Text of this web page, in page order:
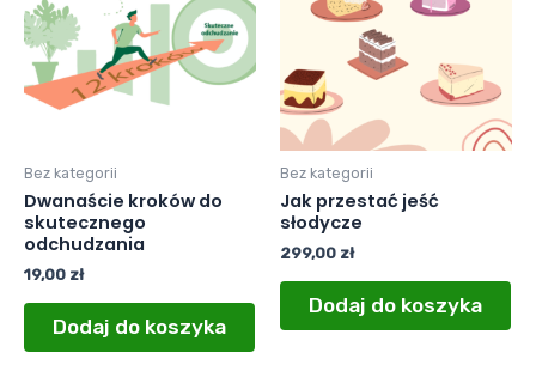
Bez kategorii
Dwanaście kroków do
skutecznego
odchudzania
19,00 zł
Dodaj do koszyka
Bez kategorii
Jak przestać jeść
słodycze
299,00 zł
Dodaj do koszyka